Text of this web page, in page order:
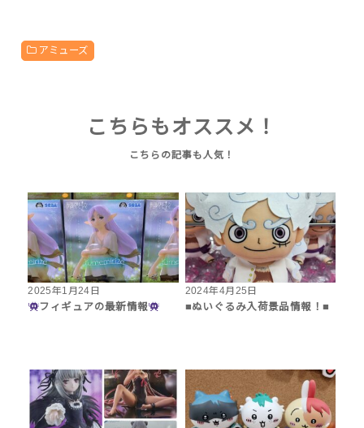
アミューズ
こちらもオススメ！
2025年1月24日
フィギュアの最新情報
2024年4月25日
■ぬいぐるみ入荷景品情報！■